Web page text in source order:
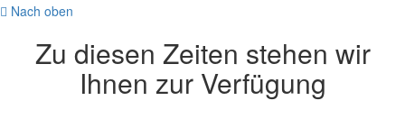
Nach oben
Zu diesen Zeiten stehen wir
Ihnen zur Verfügung